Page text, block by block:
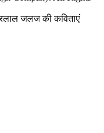
जलज की कविताएं